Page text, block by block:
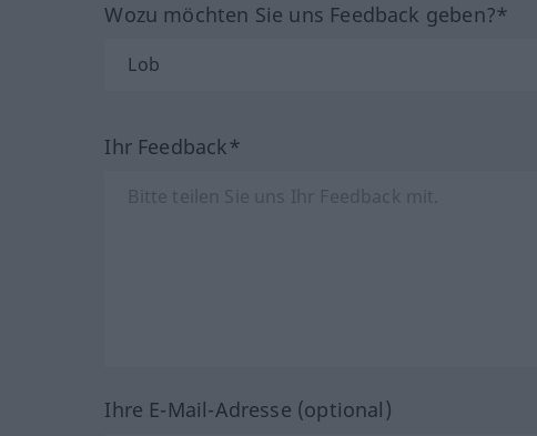
Wozu möchten Sie uns Feedback geben?*
Ihr Feedback*
Ihre E-Mail-Adresse (optional)